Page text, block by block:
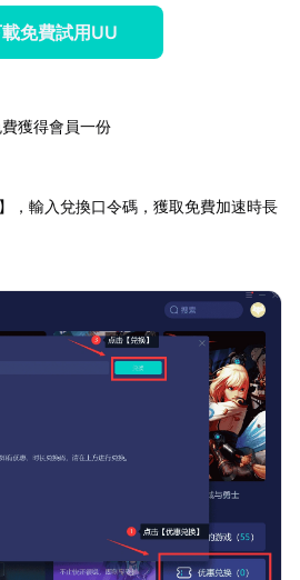
免費試用UU
獲得會員一份
，輸入兌換口令碼，獲取免費加速時長